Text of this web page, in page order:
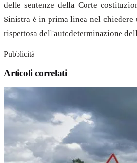
delle sentenze della Corte
Sinistra è in prima linea nel
rispettosa dell'autodeterminazione
Pubblicità
Articoli correlati